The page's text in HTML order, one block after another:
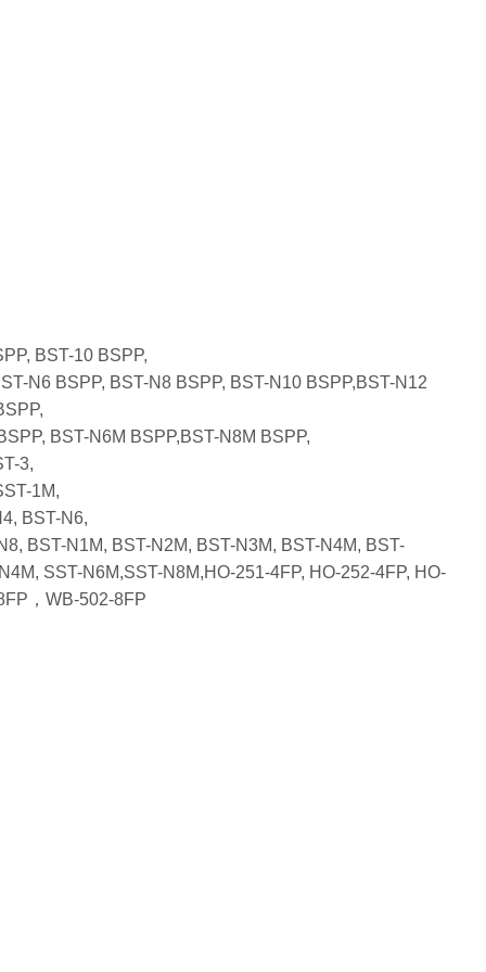
BST-10 BSPP,
N6 BSPP, BST-N8 BSPP, BST-N10 BSPP,BST-N12
BST-N6M BSPP,BST-N8M BSPP,
3,
1M,
BST-N6,
BST-N1M, BST-N2M, BST-N3M, BST-N4M, BST-
SST-N6M,SST-N8M,HO-251-4FP, HO-252-4FP, HO-
，WB-502-8FP